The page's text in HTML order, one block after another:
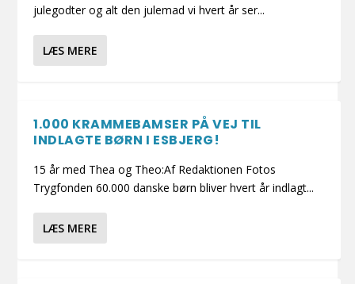
julegodter og alt den julemad vi hvert år ser...
LÆS MERE
1.000 KRAMMEBAMSER PÅ VEJ TIL
INDLAGTE BØRN I ESBJERG!
15 år med Thea og Theo:Af Redaktionen Fotos
Trygfonden 60.000 danske børn bliver hvert år indlagt...
LÆS MERE